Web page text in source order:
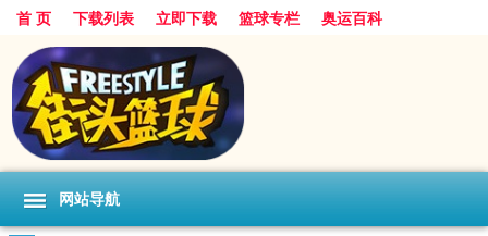
首 页 下载列表 立即下载 篮球专栏 奥运百科
网站导航